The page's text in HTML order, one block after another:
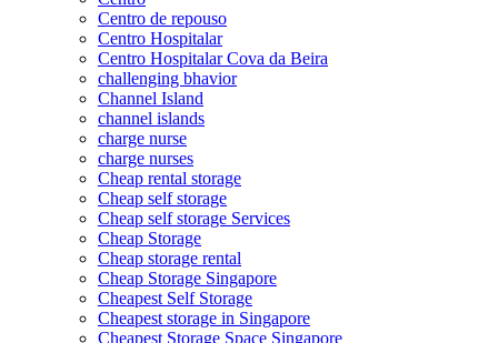
Centro de repouso
Centro Hospitalar
Centro Hospitalar Cova da Beira
challenging bhavior
Channel Island
channel islands
charge nurse
charge nurses
Cheap rental storage
Cheap self storage
Cheap self storage Services
Cheap Storage
Cheap storage rental
Cheap Storage Singapore
Cheapest Self Storage
Cheapest storage in Singapore
Cheapest Storage Space Singapore